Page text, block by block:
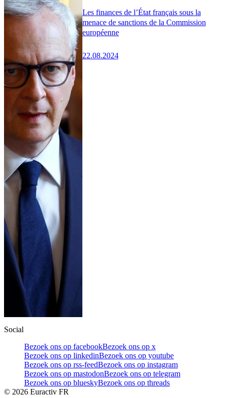
Les finances de l’État français sous la
menace de sanctions de la Commission
européenne
22.08.2024
Social
Bezoek ons op facebookBezoek ons op x
Bezoek ons op linkedinBezoek ons op youtube
Bezoek ons op rss-feedBezoek ons op instagram
Bezoek ons op mastodonBezoek ons op telegram
Bezoek ons op blueskyBezoek ons op threads
© 2026 Euractiv FR